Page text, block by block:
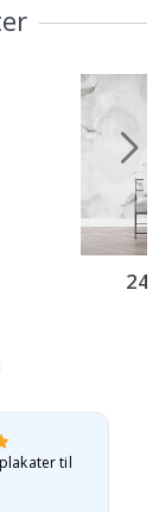
til